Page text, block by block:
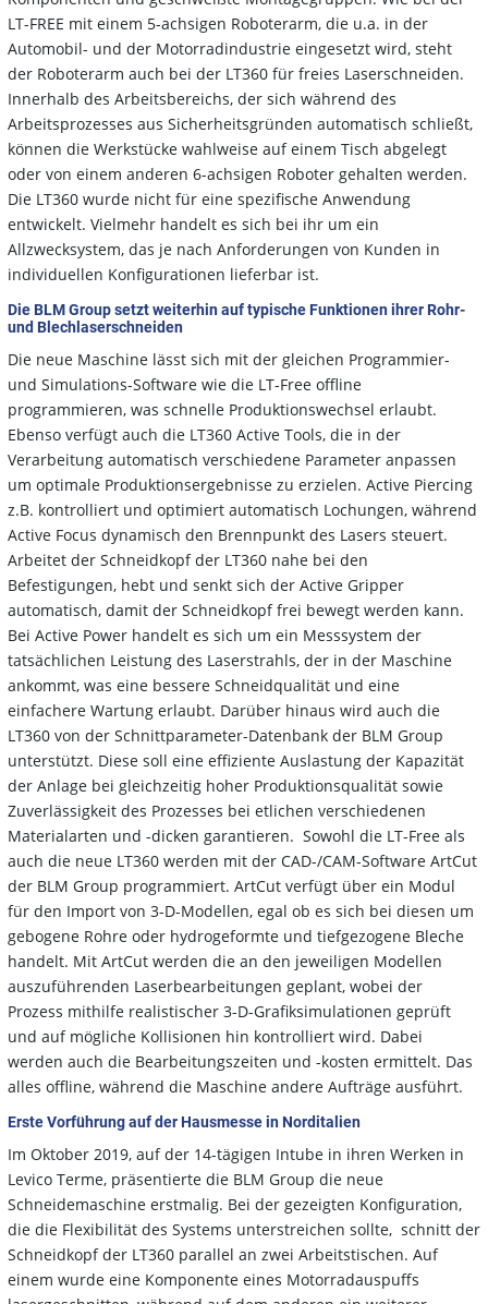
LT-FREE mit einem 5-achsigen Roboterarm, die u.a. in der
Automobil- und der Motorradindustrie eingesetzt wird, steht
der Roboterarm auch bei der LT360 für freies Laserschneiden.
Innerhalb des Arbeitsbereichs, der sich während des
Arbeitsprozesses aus Sicherheitsgründen automatisch schließt,
können die Werkstücke wahlweise auf einem Tisch abgelegt
oder von einem anderen 6-achsigen Roboter gehalten werden.
Die LT360 wurde nicht für eine spezifische Anwendung
entwickelt. Vielmehr handelt es sich bei ihr um ein
Allzwecksystem, das je nach Anforderungen von Kunden in
individuellen Konfigurationen lieferbar ist.
Die BLM Group setzt weiterhin auf typische Funktionen ihrer Rohr-
und Blechlaserschneiden
Die neue Maschine lässt sich mit der gleichen Programmier-
und Simulations-Software wie die LT-Free offline
programmieren, was schnelle Produktionswechsel erlaubt.
Ebenso verfügt auch die LT360 Active Tools, die in der
Verarbeitung automatisch verschiedene Parameter anpassen
um optimale Produktionsergebnisse zu erzielen. Active Piercing
z.B. kontrolliert und optimiert automatisch Lochungen, während
Active Focus dynamisch den Brennpunkt des Lasers steuert.
Arbeitet der Schneidkopf der LT360 nahe bei den
Befestigungen, hebt und senkt sich der Active Gripper
automatisch, damit der Schneidkopf frei bewegt werden kann.
Bei Active Power handelt es sich um ein Messsystem der
tatsächlichen Leistung des Laserstrahls, der in der Maschine
ankommt, was eine bessere Schneidqualität und eine
einfachere Wartung erlaubt. Darüber hinaus wird auch die
LT360 von der Schnittparameter-Datenbank der BLM Group
unterstützt. Diese soll eine effiziente Auslastung der Kapazität
der Anlage bei gleichzeitig hoher Produktionsqualität sowie
Zuverlässigkeit des Prozesses bei etlichen verschiedenen
Materialarten und -dicken garantieren. Sowohl die LT-Free als
auch die neue LT360 werden mit der CAD-/CAM-Software ArtCut
der BLM Group programmiert. ArtCut verfügt über ein Modul
für den Import von 3-D-Modellen, egal ob es sich bei diesen um
gebogene Rohre oder hydrogeformte und tiefgezogene Bleche
handelt. Mit ArtCut werden die an den jeweiligen Modellen
auszuführenden Laserbearbeitungen geplant, wobei der
Prozess mithilfe realistischer 3-D-Grafiksimulationen geprüft
und auf mögliche Kollisionen hin kontrolliert wird. Dabei
werden auch die Bearbeitungszeiten und -kosten ermittelt. Das
alles offline, während die Maschine andere Aufträge ausführt.
Erste Vorführung auf der Hausmesse in Norditalien
Im Oktober 2019, auf der 14-tägigen Intube in ihren Werken in
Levico Terme, präsentierte die BLM Group die neue
Schneidemaschine erstmalig. Bei der gezeigten Konfiguration,
die die Flexibilität des Systems unterstreichen sollte, schnitt der
Schneidkopf der LT360 parallel an zwei Arbeitstischen. Auf
einem wurde eine Komponente eines Motorradauspuffs